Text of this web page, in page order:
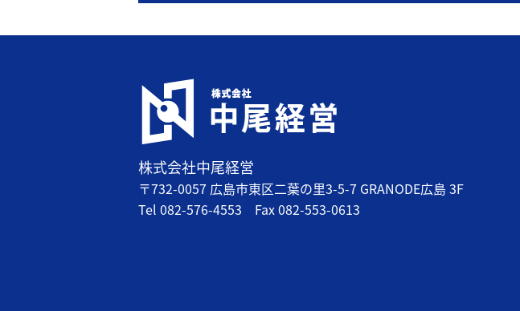
株式会社中尾経営
〒732-0057 広島市東区二葉の里3-5-7 GRANODE広島 3F
Tel 082-576-4553 Fax082-553-0613